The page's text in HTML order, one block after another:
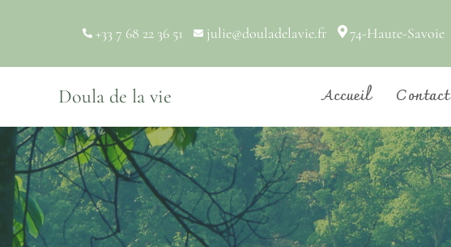
+33 7 68 22 36 51 julie@douladelavie.fr 74-Haute-Savoie
Doula de la vie Accueil Contact